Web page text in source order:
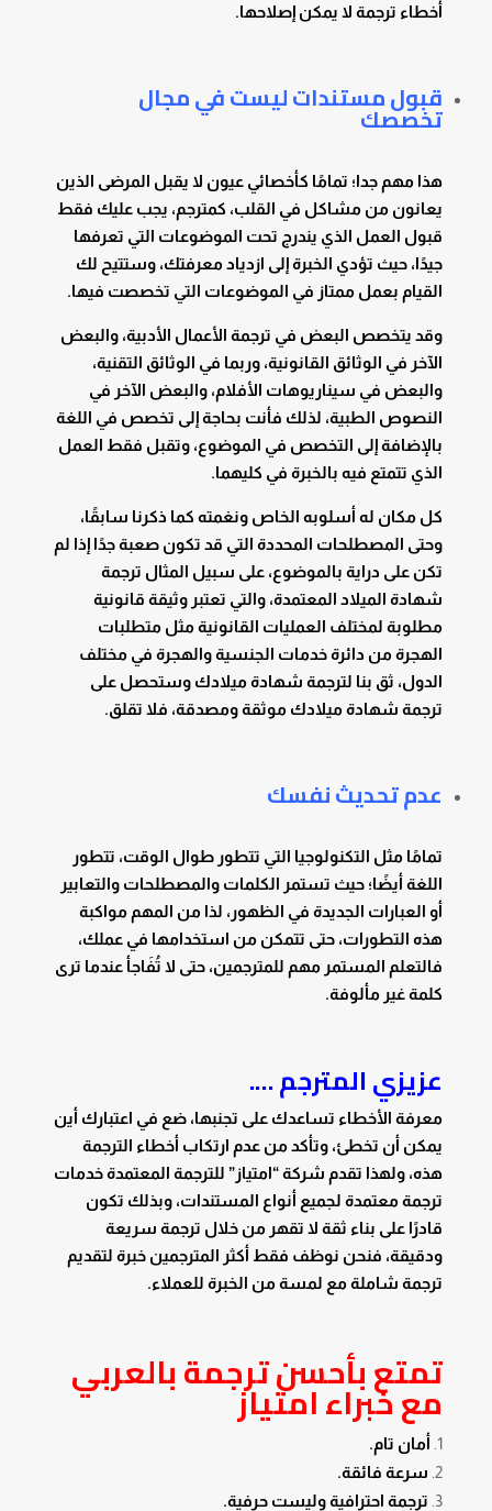
أخطاء ترجمة لا يمكن إصلاحها.
قبول مستندات ليست في مجال
تخصصك
هذا مهم جدا؛ تمامًا كأخصائي عيون لا يقبل المرضى الذين
يعانون من مشاكل في القلب، كمترجم، يجب عليك فقط
قبول العمل الذي يندرج تحت الموضوعات التي تعرفها
جيدًا، حيث تؤدي الخبرة إلى ازدياد معرفتك، وستتيح لك
القيام بعمل ممتاز في الموضوعات التي تخصصت فيها.
وقد يتخصص البعض في ترجمة الأعمال الأدبية، والبعض
الآخر في الوثائق القانونية، وربما في الوثائق التقنية،
والبعض في سيناريوهات الأفلام، والبعض الآخر في
النصوص الطبية، لذلك فأنت بحاجة إلى تخصص في اللغة
بالإضافة إلى التخصص في الموضوع، وتقبل فقط العمل
الذي تتمتع فيه بالخبرة في كليهما.
كل مكان له أسلوبه الخاص ونغمته كما ذكرنا سابقًا،
وحتى المصطلحات المحددة التي قد تكون صعبة جدًا إذا لم
تكن على دراية بالموضوع، على سبيل المثال ترجمة
شهادة الميلاد المعتمدة، والتي تعتبر وثيقة قانونية
مطلوبة لمختلف العمليات القانونية مثل متطلبات
الهجرة من دائرة خدمات الجنسية والهجرة في مختلف
الدول، ثق بنا لترجمة شهادة ميلادك وستحصل على
ترجمة شهادة ميلادك موثقة ومصدقة، فلا تقلق.
عدم تحديث نفسك
تمامًا مثل التكنولوجيا التي تتطور طوال الوقت، تتطور
اللغة أيضًا؛ حيث تستمر الكلمات والمصطلحات والتعابير
أو العبارات الجديدة في الظهور، لذا من المهم مواكبة
هذه التطورات، حتى تتمكن من استخدامها في عملك،
فالتعلم المستمر مهم للمترجمين، حتى لا تُفَاجأ عندما ترى
كلمة غير مألوفة.
عزيزي المترجم ….
معرفة الأخطاء تساعدك على تجنبها، ضع في اعتبارك أين
يمكن أن تخطئ، وتأكد من عدم ارتكاب أخطاء الترجمة
هذه، ولهذا تقدم شركة “امتياز” للترجمة المعتمدة خدمات
ترجمة معتمدة لجميع أنواع المستندات، وبذلك تكون
قادرًا على بناء ثقة لا تقهر من خلال ترجمة سريعة
ودقيقة، فنحن نوظف فقط أكثر المترجمين خبرة لتقديم
ترجمة شاملة مع لمسة من الخبرة للعملاء.
تمتع بأحسن ترجمة بالعربي
مع خبراء امتياز
أمان تام.
سرعة فائقة.
ترجمة احترافية وليست حرفية.